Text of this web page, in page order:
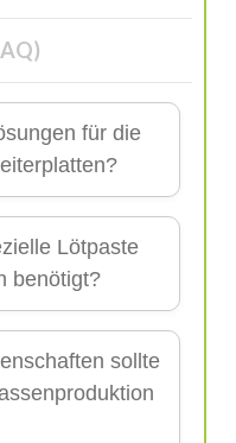
für die
Lötpaste
benötigt?
sollte